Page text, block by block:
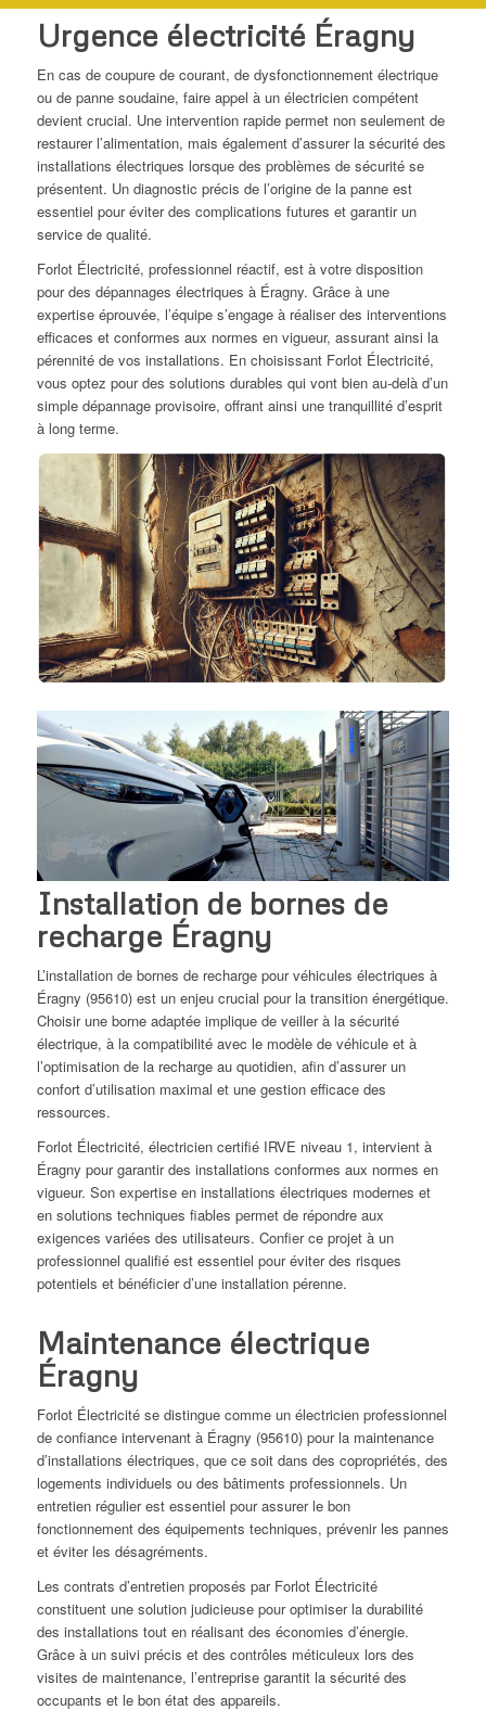
Urgence électricité Éragny
En cas de coupure de courant, de dysfonctionnement électrique
ou de panne soudaine, faire appel à un électricien compétent
devient crucial. Une intervention rapide permet non seulement de
restaurer l’alimentation, mais également d’assurer la sécurité des
installations électriques lorsque des problèmes de sécurité se
présentent. Un diagnostic précis de l’origine de la panne est
essentiel pour éviter des complications futures et garantir un
service de qualité.
Forlot Électricité, professionnel réactif, est à votre disposition
pour des dépannages électriques à Éragny. Grâce à une
expertise éprouvée, l’équipe s’engage à réaliser des interventions
efficaces et conformes aux normes en vigueur, assurant ainsi la
pérennité de vos installations. En choisissant Forlot Électricité,
vous optez pour des solutions durables qui vont bien au-delà d’un
simple dépannage provisoire, offrant ainsi une tranquillité d’esprit
à long terme.
Installation de bornes de
recharge Éragny
L’installation de bornes de recharge pour véhicules électriques à
Éragny (95610) est un enjeu crucial pour la transition énergétique.
Choisir une borne adaptée implique de veiller à la sécurité
électrique, à la compatibilité avec le modèle de véhicule et à
l’optimisation de la recharge au quotidien, afin d’assurer un
confort d’utilisation maximal et une gestion efficace des
ressources.
Forlot Électricité, électricien certifié IRVE niveau 1, intervient à
Éragny pour garantir des installations conformes aux normes en
vigueur. Son expertise en installations électriques modernes et
en solutions techniques fiables permet de répondre aux
exigences variées des utilisateurs. Confier ce projet à un
professionnel qualifié est essentiel pour éviter des risques
potentiels et bénéficier d’une installation pérenne.
Maintenance électrique
Éragny
Forlot Électricité se distingue comme un électricien professionnel
de confiance intervenant à Éragny (95610) pour la maintenance
d’installations électriques, que ce soit dans des copropriétés, des
logements individuels ou des bâtiments professionnels. Un
entretien régulier est essentiel pour assurer le bon
fonctionnement des équipements techniques, prévenir les pannes
et éviter les désagréments.
Les contrats d’entretien proposés par Forlot Électricité
constituent une solution judicieuse pour optimiser la durabilité
des installations tout en réalisant des économies d’énergie.
Grâce à un suivi précis et des contrôles méticuleux lors des
visites de maintenance, l’entreprise garantit la sécurité des
occupants et le bon état des appareils.